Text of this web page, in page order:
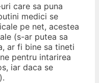
care sa puna
medici se
pe net, acestea
(s-ar putea sa
ar fi bine sa tineti
pentru intarirea
iar daca se